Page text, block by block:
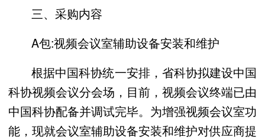
三、采购内容
A包:视频会议室辅助设备安装和维护
根据中国科协统一安排，省科协拟建设中国
科协视频会议分会场，目前，视频会议终端已由
中国科协配备并调试完毕。为增强视频会议室功
能，现就会议室辅助设备安装和维护对供应商提